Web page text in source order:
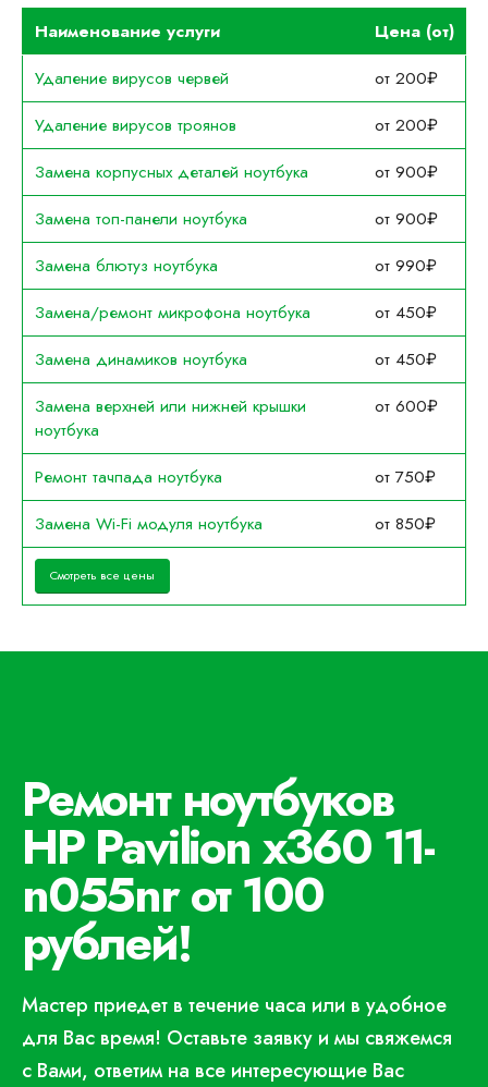
Наименование услуги
Цена (от)
Удаление вирусов червей
от 200₽
Удаление вирусов троянов
от 200₽
Замена корпусных деталей ноутбука
от 900₽
Замена топ-панели ноутбука
от 900₽
Замена блютуз ноутбука
от 990₽
Замена/ремонт микрофона ноутбука
от 450₽
Замена динамиков ноутбука
от 450₽
Замена верхней или нижней крышки
ноутбука
от 600₽
Ремонт тачпада ноутбука
от 750₽
Замена Wi-Fi модуля ноутбука
от 850₽
Смотреть все цены
Ремонт ноутбуков
HP Pavilion x360 11-
n055nr от 100
рублей!
Мастер приедет в течение часа или в удобное
для Вас время! Оставьте заявку и мы свяжемся
с Вами, ответим на все интересующие Вас